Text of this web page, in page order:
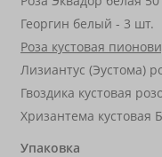
Георгин белый - 3 шт.
Роза кустовая
Лизиантус (Эустома)
Гвоздика кустовая
Хризантема кустовая
Упаковка